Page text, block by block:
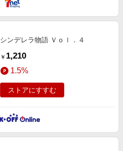
シンデレラ物語 Ｖｏｌ．４
￥ 1,210
1.5%
ストアにすすむ